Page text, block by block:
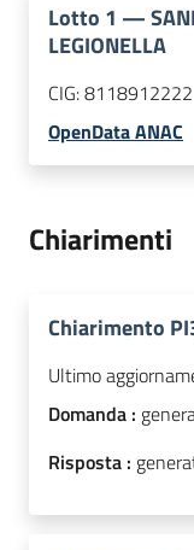
Lotto 1 —
LEGIONELLA
CIG:8118912222
OpenData ANAC
Chiarimenti
Chiarimento
Ultimo
Domanda :
Risposta :